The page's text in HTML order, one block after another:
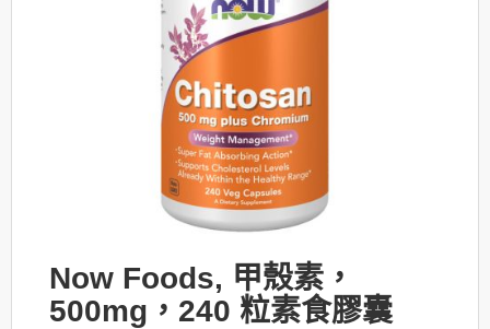
Now Foods, 甲殼素，
500mg，240 粒素食膠囊